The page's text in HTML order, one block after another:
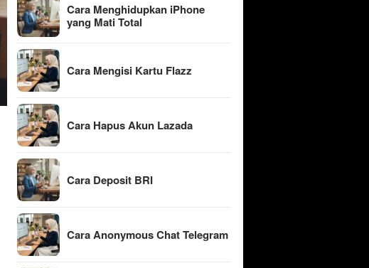
Cara Menghidupkan iPhone
yang Mati Total
Cara Mengisi Kartu Flazz
Cara Hapus Akun Lazada
Cara Deposit BRI
Cara Anonymous Chat Telegram